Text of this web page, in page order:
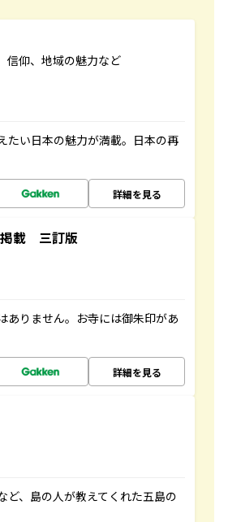
信仰、地域の魅力など
たい日本の魅力が満載。日本の再
詳細を見る
載 三訂版
ありません。お寺には御朱印があ
詳細を見る
ど、島の人が教えてくれた五島の